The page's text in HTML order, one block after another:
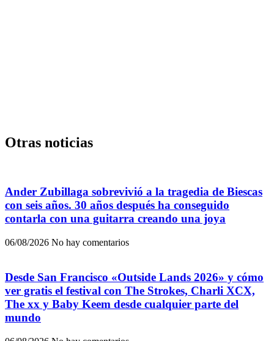
Otras noticias
Ander Zubillaga sobrevivió a la tragedia de Biescas
con seis años. 30 años después ha conseguido
contarla con una guitarra creando una joya
06/08/2026 No hay comentarios
Desde San Francisco «Outside Lands 2026» y cómo
ver gratis el festival con The Strokes, Charli XCX,
The xx y Baby Keem desde cualquier parte del
mundo